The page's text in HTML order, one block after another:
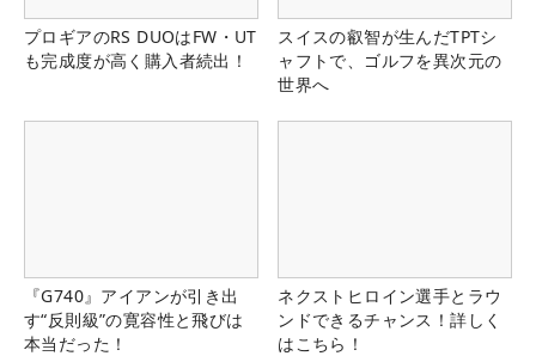
プロギアのRS DUOはFW・UT
も完成度が高く購入者続出！
スイスの叡智が生んだTPTシ
ャフトで、ゴルフを異次元の
世界へ
『G740』アイアンが引き出
す“反則級”の寛容性と飛びは
本当だった！
ネクストヒロイン選手とラウ
ンドできるチャンス！詳しく
はこちら！